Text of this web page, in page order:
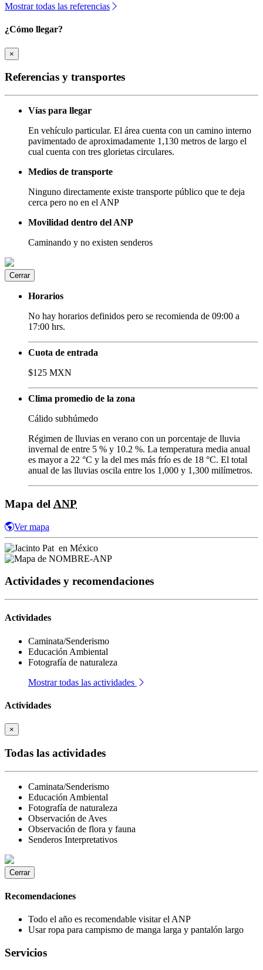
Mostrar todas las referencias
¿Cómo llegar?
×
Referencias y transportes
Vías para llegar
En vehículo particular. El área cuenta con un camino interno
pavimentado de aproximadamente 1,130 metros de largo el
cual cuenta con tres glorietas circulares.
Medios de transporte
Ninguno directamente existe transporte público que te deja
cerca pero no en el ANP
Movilidad dentro del ANP
Caminando y no existen senderos
Cerrar
Horarios
No hay horarios definidos pero se recomienda de 09:00 a
17:00 hrs.
Cuota de entrada
$125 MXN
Clima promedio de la zona
Cálido subhúmedo
Régimen de lluvias en verano con un porcentaje de lluvia
invernal de entre 5 % y 10.2 %. La temperatura media anual
es mayor a 22 °C y la del mes más frío es de 18 °C. El total
anual de las lluvias oscila entre los 1,000 y 1,300 milímetros.
Mapa del ANP
Ver mapa
Actividades y recomendaciones
Actividades
Caminata/Senderismo
Educación Ambiental
Fotografía de naturaleza
Mostrar todas las actividades
Actividades
×
Todas las actividades
Caminata/Senderismo
Educación Ambiental
Fotografía de naturaleza
Observación de Aves
Observación de flora y fauna
Senderos Interpretativos
Cerrar
Recomendaciones
Todo el año es recomendable visitar el ANP
Usar ropa para campismo de manga larga y pantalón largo
Servicios